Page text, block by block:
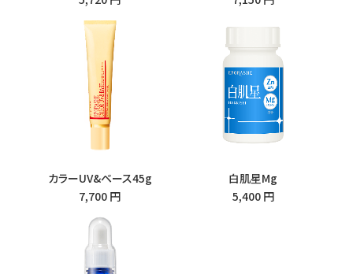
カラーUV&ベース45g
7,700 円
白肌星Mg
5,400 円